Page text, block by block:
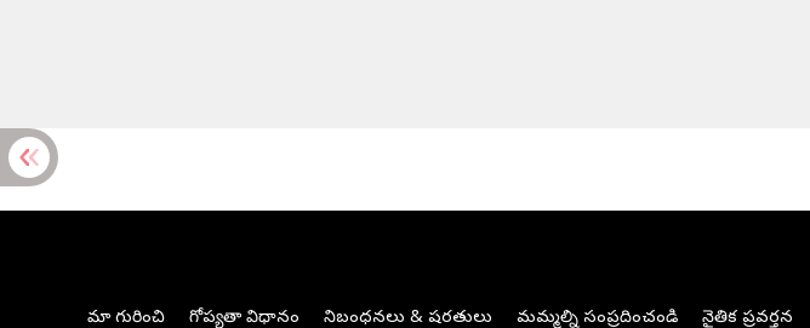
మా గురించి గోప్యతా విధానం నిబంధనలు & షరతులు మమ్మల్ని సంప్రదించండి నైతిక ప్రవర్తన